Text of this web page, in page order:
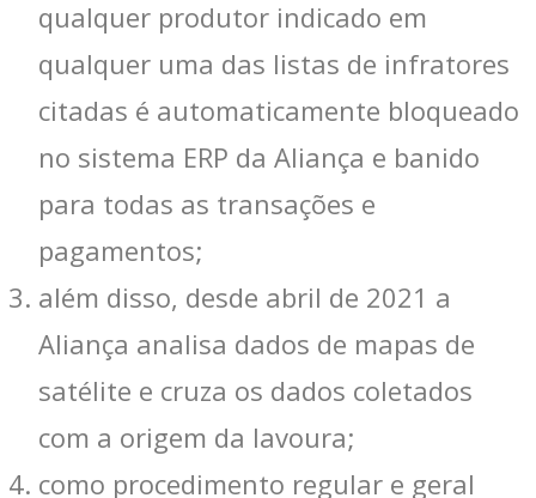
qualquer produtor indicado em
qualquer uma das listas de infratores
citadas é automaticamente bloqueado
no sistema ERP da Aliança e banido
para todas as transações e
pagamentos;
além disso, desde abril de 2021 a
Aliança analisa dados de mapas de
satélite e cruza os dados coletados
com a origem da lavoura;
como procedimento regular e geral